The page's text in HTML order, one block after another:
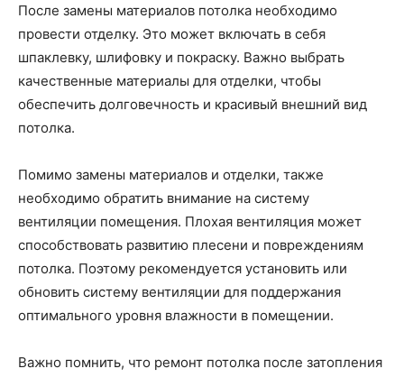
После замены материалов потолка необходимо
провести отделку. Это может включать в себя
шпаклевку, шлифовку и покраску. Важно выбрать
качественные материалы для отделки, чтобы
обеспечить долговечность и красивый внешний вид
потолка.
Помимо замены материалов и отделки, также
необходимо обратить внимание на систему
вентиляции помещения. Плохая вентиляция может
способствовать развитию плесени и повреждениям
потолка. Поэтому рекомендуется установить или
обновить систему вентиляции для поддержания
оптимального уровня влажности в помещении.
Важно помнить, что ремонт потолка после затопления